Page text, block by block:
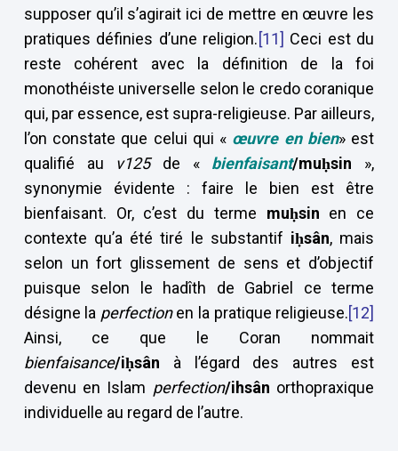
supposer qu’il s’agirait ici de mettre en œuvre les
pratiques définies d’une religion. [11] Ceci est du
reste cohérent avec la définition de la foi
monothéiste universelle selon le credo coranique
qui, par essence, est supra-religieuse. Par ailleurs,
l’on constate que celui qui « œuvre en bien» est
qualifié au v125 de « bienfaisant/muḥsin »,
synonymie évidente : faire le bien est être
bienfaisant. Or, c’est du terme muḥsin en ce
contexte qu’a été tiré le substantif iḥsân, mais
selon un fort glissement de sens et d’objectif
puisque selon le hadîth de Gabriel ce terme
désigne la perfectionen la pratique religieuse.[12]
Ainsi, ce que le Coran nommait
bienfaisance/iḥsân à l’égard des autres est
devenu en Islam perfection/ihsân orthopraxique
individuelle au regard de l’autre.